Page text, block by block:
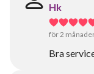
Hk
för 2
Bra